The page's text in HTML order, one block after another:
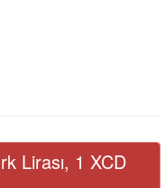
Lirası, 1 XCD